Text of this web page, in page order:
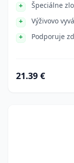
Špeciálne
Výživovo
Podporuje
21.39 €